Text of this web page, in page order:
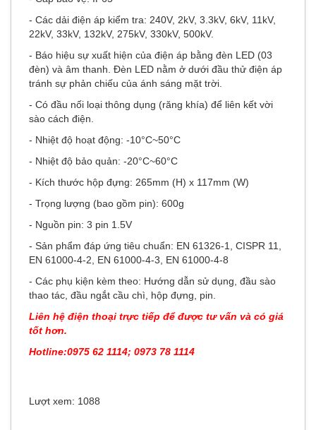
- Các dải điện áp kiểm tra: 240V, 2kV, 3.3kV, 6kV, 11kV,
22kV, 33kV, 132kV, 275kV, 330kV, 500kV.
- Báo hiệu sự xuất hiện của điện áp bằng đèn LED (03
đèn) và âm thanh. Đèn LED nằm ở dưới đầu thử điện áp
tránh sự phản chiếu của ánh sáng mặt trời.
- Có đầu nối loại thông dụng (răng khía) để liên kết vời
sào cách điện.
- Nhiệt độ hoạt động: -10°C~50°C
- Nhiệt độ bảo quản: -20°C~60°C
- Kích thước hộp đựng: 265mm (H) x 117mm (W)
- Trọng lượng (bao gồm pin): 600g
- Nguồn pin: 3 pin 1.5V
- Sản phẩm đáp ứng tiêu chuẩn: EN 61326-1, CISPR 11,
EN 61000-4-2, EN 61000-4-3, EN 61000-4-8
- Các phụ kiện kèm theo: Hướng dẫn sử dụng, đầu sào
thao tác, đầu ngắt cầu chì, hộp đựng, pin.
Liên hệ điện thoại trực tiếp để được tư vấn và có giá
tốt hơn.
Hotline:0975 62 1114; 0973 78 1114
Lượt xem: 1088